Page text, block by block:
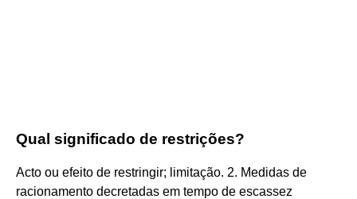
Qual significado de restrições?
Acto ou efeito de restringir; limitação. 2. Medidas de
racionamento decretadas em tempo de escassez